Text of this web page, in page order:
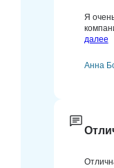
Я
далее
Анна